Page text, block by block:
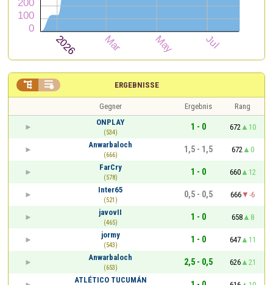
ERGEBNISSE
 
Gegner Ergebnis
Rang
ONPLAY
(534)
1 - 0 672
10
Anwarbaloch
(666)
1,5 - 1,5 672
0
FarCry
(578)
1 - 0 660
12
Inter65
(521)
0,5 - 0,5 666
-6
javovII
(465)
1 - 0 658
8
jormy
(543)
1 - 0 647
11
Anwarbaloch
(653)
2,5 - 0,5 626
21
ATLÉTICO TUCUMÁN